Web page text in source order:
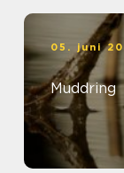
05. juni
Muddring